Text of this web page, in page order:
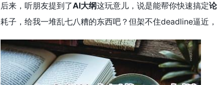
后来，听朋友提到了AI大纲这玩意儿，说是能帮你快速搞定
耗子，给我一堆乱七八糟的东西吧？但架不住deadline逼近